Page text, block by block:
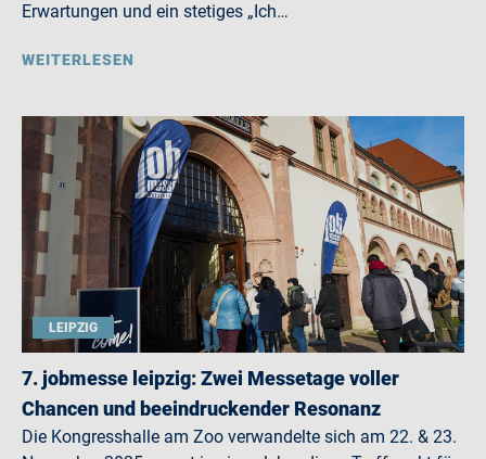
Erwartungen und ein stetiges „Ich…
WEITERLESEN
LEIPZIG
7. jobmesse leipzig: Zwei Messetage voller
Chancen und beeindruckender Resonanz
Die Kongresshalle am Zoo verwandelte sich am 22. & 23.